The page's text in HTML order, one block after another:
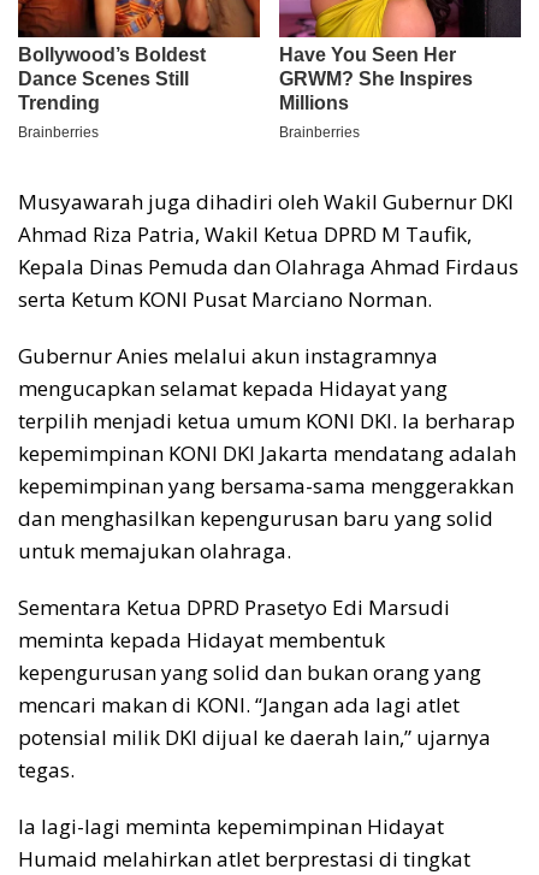
Musyawarah juga dihadiri oleh Wakil Gubernur DKI
Ahmad Riza Patria, Wakil Ketua DPRD M Taufik,
Kepala Dinas Pemuda dan Olahraga Ahmad Firdaus
serta Ketum KONI Pusat Marciano Norman.
Gubernur Anies melalui akun instagramnya
mengucapkan selamat kepada Hidayat yang
terpilih menjadi ketua umum KONI DKI. Ia berharap
kepemimpinan KONI DKI Jakarta mendatang adalah
kepemimpinan yang bersama-sama menggerakkan
dan menghasilkan kepengurusan baru yang solid
untuk memajukan olahraga.
Sementara Ketua DPRD Prasetyo Edi Marsudi
meminta kepada Hidayat membentuk
kepengurusan yang solid dan bukan orang yang
mencari makan di KONI. “Jangan ada lagi atlet
potensial milik DKI dijual ke daerah lain,” ujarnya
tegas.
Ia lagi-lagi meminta kepemimpinan Hidayat
Humaid melahirkan atlet berprestasi di tingkat